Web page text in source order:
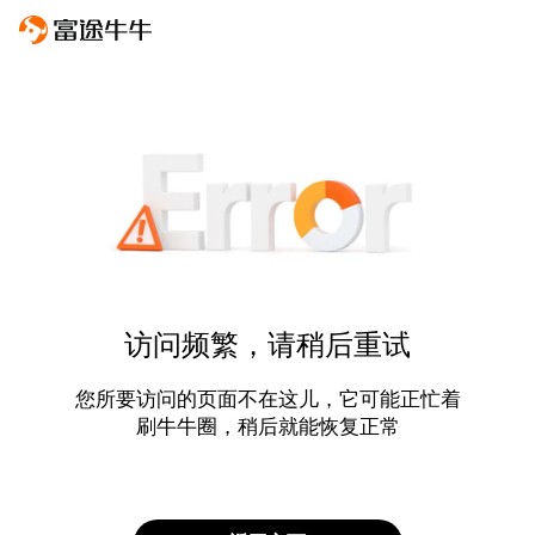
访问频繁，请稍后重试
您所要访问的页面不在这儿，它可能正忙着
刷牛牛圈，稍后就能恢复正常